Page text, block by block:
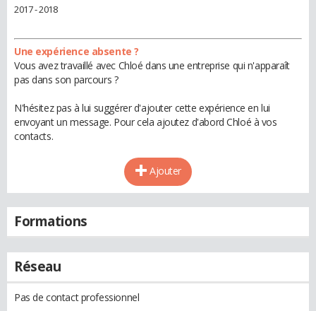
2017 - 2018
Une expérience absente ?
Vous avez travaillé avec Chloé dans une entreprise qui n'apparaît
pas dans son parcours ?
N'hésitez pas à lui suggérer d'ajouter cette expérience en lui
envoyant un message. Pour cela ajoutez d'abord Chloé à vos
contacts.
Ajouter
Formations
Réseau
Pas de contact professionnel